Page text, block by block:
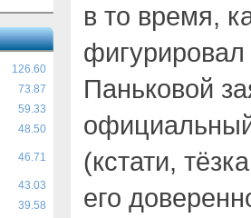
126.60
73.87
59.33
48.50
46.71
43.03
39.58
в то время,
Паньковой
(кстати,
его